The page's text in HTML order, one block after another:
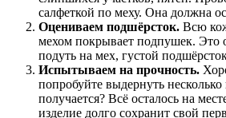
салфеткой по меху. Она должна
Оцениваем подшёрсток. Всю
мехом покрывает подпушек. Это
подуть на мех, густой
Испытываем на прочность.
попробуйте выдернуть
получается? Всё осталось на
изделие долго сохранит свой